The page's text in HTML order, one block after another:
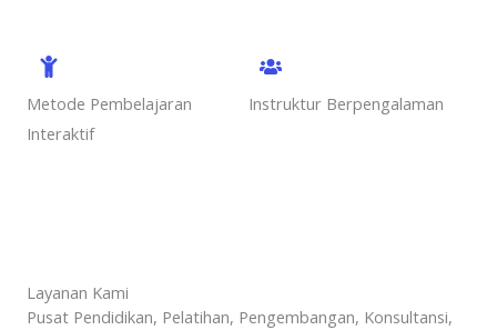
Metode Pembelajaran
Interaktif
Instruktur Berpengalaman
Layanan Kami
Pusat Pendidikan, Pelatihan, Pengembangan, Konsultansi,